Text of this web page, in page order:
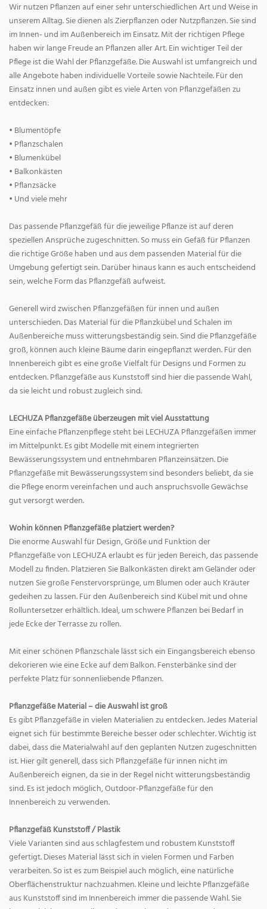
Wir nutzen Pflanzen auf einer sehr unterschiedlichen Art und Weise in
unserem Alltag. Sie dienen als Zierpflanzen oder Nutzpflanzen. Sie sind
im Innen- und im Außenbereich im Einsatz. Mit der richtigen Pflege
haben wir lange Freude an Pflanzen aller Art. Ein wichtiger Teil der
Pflege ist die Wahl der Pflanzgefäße. Die Auswahl ist umfangreich und
alle Angebote haben individuelle Vorteile sowie Nachteile. Für den
Einsatz innen und außen gibt es viele Arten von Pflanzgefäßen zu
entdecken:
• Blumentöpfe
• Pflanzschalen
• Blumenkübel
• Balkonkästen
• Pflanzsäcke
• Und viele mehr
Das passende Pflanzgefäß für die jeweilige Pflanze ist auf deren
speziellen Ansprüche zugeschnitten. So muss ein Gefäß für Pflanzen
die richtige Größe haben und aus dem passenden Material für die
Umgebung gefertigt sein. Darüber hinaus kann es auch entscheidend
sein, welche Form das Pflanzgefäß aufweist.
Generell wird zwischen Pflanzgefäßen für innen und außen
unterschieden. Das Material für die Pflanzkübel und Schalen im
Außenbereiche muss witterungsbeständig sein. Sind die Pflanzgefäße
groß, können auch kleine Bäume darin eingepflanzt werden. Für den
Innenbereich gibt es eine große Vielfalt für Designs und Formen zu
entdecken. Pflanzgefäße aus Kunststoff sind hier die passende Wahl,
da sie leicht und robust zugleich sind.
LECHUZA Pflanzgefäße überzeugen mit viel Ausstattung
Eine einfache Pflanzenpflege steht bei LECHUZA Pflanzgefäßen immer
im Mittelpunkt. Es gibt Modelle mit einem integrierten
Bewässerungssystem und entnehmbaren Pflanzeinsätzen. Die
Pflanzgefäße mit Bewässerungssystem sind besonders beliebt, da sie
die Pflege enorm vereinfachen und auch anspruchsvolle Gewächse
gut versorgt werden.
Wohin können Pflanzgefäße platziert werden?
Die enorme Auswahl für Design, Größe und Funktion der
Pflanzgefäße von LECHUZA erlaubt es für jeden Bereich, das passende
Modell zu finden. Platzieren Sie Balkonkästen direkt am Geländer oder
nutzen Sie große Fenstervorsprünge, um Blumen oder auch Kräuter
gedeihen zu lassen. Für den Außenbereich sind Kübel mit und ohne
Rolluntersetzer erhältlich. Ideal, um schwere Pflanzen bei Bedarf in
jede Ecke der Terrasse zu rollen.
Mit einer schönen Pflanzschale lässt sich ein Eingangsbereich ebenso
dekorieren wie eine Ecke auf dem Balkon. Fensterbänke sind der
perfekte Platz für sonnenliebende Pflanzen.
Pflanzgefäße Material – die Auswahl ist groß
Es gibt Pflanzgefäße in vielen Materialien zu entdecken. Jedes Material
eignet sich für bestimmte Bereiche besser oder schlechter. Wichtig ist
dabei, dass die Materialwahl auf den geplanten Nutzen zugeschnitten
ist. Hier gilt generell, dass sich Pflanzgefäße für innen nicht im
Außenbereich eignen, da sie in der Regel nicht witterungsbeständig
sind. Es ist jedoch möglich, Outdoor-Pflanzgefäße für den
Innenbereich zu verwenden.
Pflanzgefäß Kunststoff / Plastik
Viele Varianten sind aus schlagfestem und robustem Kunststoff
gefertigt. Dieses Material lässt sich in vielen Formen und Farben
verarbeiten. So ist es zum Beispiel auch möglich, eine natürliche
Oberflächenstruktur nachzuahmen. Kleine und leichte Pflanzgefäße
aus Kunststoff sind im Innenbereich immer die passende Wahl. Sie